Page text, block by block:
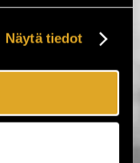
Näytä tiedot